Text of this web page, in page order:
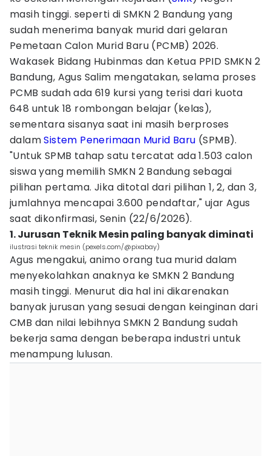
masih tinggi. seperti di SMKN 2 Bandung yang
sudah menerima banyak murid dari gelaran
Pemetaan Calon Murid Baru (PCMB) 2026.
Wakasek Bidang Hubinmas dan Ketua PPID SMKN 2
Bandung, Agus Salim mengatakan, selama proses
PCMB sudah ada 619 kursi yang terisi dari kuota
648 untuk 18 rombongan belajar (kelas),
sementara sisanya saat ini masih berproses
dalamSistem Penerimaan Murid Baru (SPMB).
"Untuk SPMB tahap satu tercatat ada 1.503 calon
siswa yang memilih SMKN 2 Bandung sebagai
pilihan pertama. Jika ditotal dari pilihan 1, 2, dan 3,
jumlahnya mencapai 3.600 pendaftar," ujar Agus
saat dikonfirmasi, Senin (22/6/2026).
1. Jurusan Teknik Mesin paling banyak diminati
ilustrasi teknik mesin (pexels.com/@pixabay)
Agus mengakui, animo orang tua murid dalam
menyekolahkan anaknya ke SMKN 2 Bandung
masih tinggi. Menurut dia hal ini dikarenakan
banyak jurusan yang sesuai dengan keinginan dari
CMB dan nilai lebihnya SMKN 2 Bandung sudah
bekerja sama dengan beberapa industri untuk
menampung lulusan.